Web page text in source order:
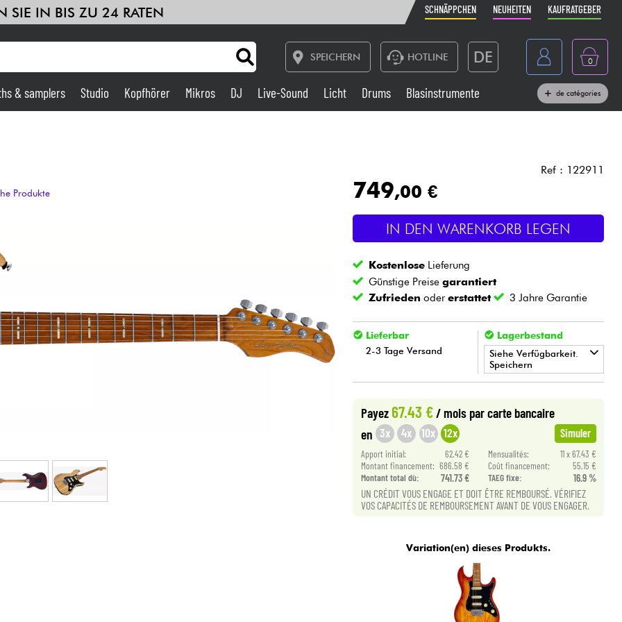
SIE IN BIS ZU 24 RATEN SCHNÄPPCHEN NEUHEITEN KAUFRATGEBER
SPEICHERN HOTLINE DE
Belgique
Nederland
0
Live-Sound
Blasinstrumente
Kabel & Zubehöre
Bundle
Sehen Sie sich unsere Marken an
& samplers Studio Kopfhörer Mikros DJ Live-Sound Licht Drums
Blasinstrumente
de catégories
Produkte
Ref : 122911
749,00 €
IN DEN WARENKORB LEGEN
Kostenlose Lieferung
Günstige Preisegarantiert
Zufrieden odererstattet 3 Jahre Garantie
Lieferbar
2-3 Tage Versand
Lagerbestand
Siehe Verfügbarkeit.
Speichern
• TOULOUSE
Payez67.43 €/ mois par carte bancaire
en 3x 4x 10x 12x Simuler
Apport initial: 62.42 € Mensualités:
11 x 67.43 €
Montant financement: 686.58 € Coût financement:
55.15 €
Montant total dù:
741.73 € TAEG fixe: 16.9 %
UN CRÉDIT VOUS ENGAGE ET DOIT ÊTRE REMBOURSÉ. VÉRIFIEZ
VOS CAPACITÉS DE REMBOURSEMENT AVANT DE VOUS ENGAGER.
Variation(en) dieses Produkts.